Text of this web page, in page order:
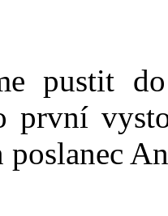
pustit
první